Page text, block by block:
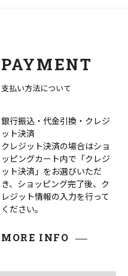
PAYMENT
支払い方法について
銀行振込・代金引換・クレジ
ット決済
クレジット決済の場合はショ
ッピングカート内で「クレジ
ット決済」をお選びいただ
き、ショッピング完了後、ク
レジット情報の入力を行って
ください。
MORE INFO